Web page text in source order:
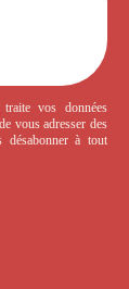
vos données
vous adresser des
désabonner à tout